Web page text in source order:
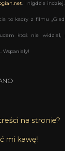
. I nigdzie indziej.
to kadry z filmu
ktoś nie widział,
na stronie?
mi kawę!